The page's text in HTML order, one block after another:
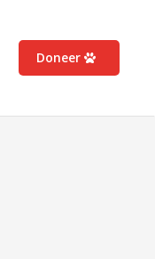
Doneer